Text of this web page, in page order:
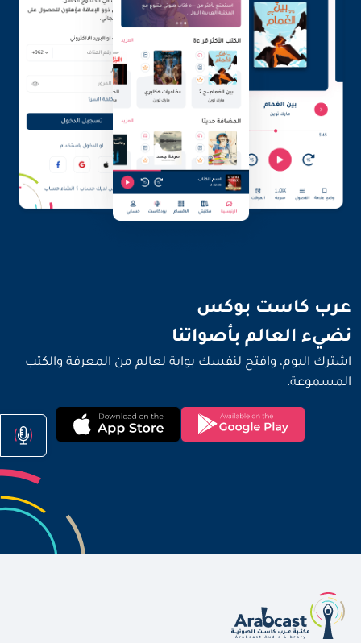
عرب كاست بوكس
نضيء العالم بأصواتنا
اشترك اليوم، وافتح لنفسك بوابة لعالم من المعرفة والكتب
المسموعة.